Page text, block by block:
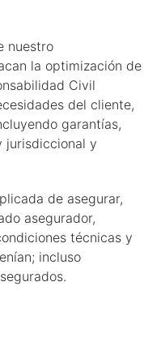
nuestro
la optimización de
Civil
del cliente,
garantías,
jurisdiccional y
de asegurar,
asegurador,
técnicas y
incluso